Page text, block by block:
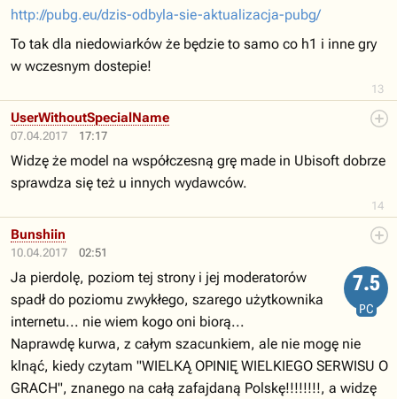
13
http://pubg.eu/dzis-odbyla-sie-aktualizacja-pubg/
To tak dla niedowiarków że będzie to samo co h1 i inne gry
w wczesnym dostepie!
07.04.2017 17:17
14
UserWithoutSpecialName
Widzę że model na współczesną grę made in Ubisoft dobrze
sprawdza się też u innych wydawców.
10.04.2017 02:51
Bunshiin
7.5
PC
Ja pierdolę, poziom tej strony i jej moderatorów
spadł do poziomu zwykłego, szarego użytkownika
internetu... nie wiem kogo oni biorą...
Naprawdę kurwa, z całym szacunkiem, ale nie mogę nie
klnąć, kiedy czytam "WIELKĄ OPINIĘ WIELKIEGO SERWISU O
GRACH", znanego na całą zafajdaną Polskę!!!!!!!!, a widzę